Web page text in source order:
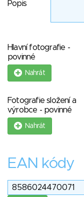
Popis
Hlavní fotografie -
povinné
Nahrát
Fotografie složení a
výrobce - povinné
Nahrát
EAN kódy